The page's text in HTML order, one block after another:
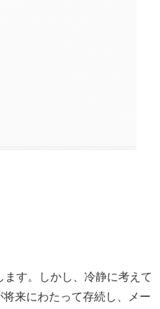
す。しかし、冷静に考えて
来にわたって存続し、メー